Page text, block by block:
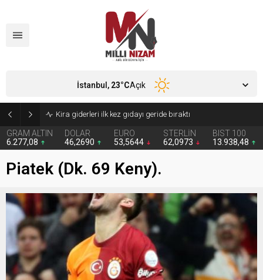
GRAM ALTIN
6.277,08
DOLAR
46,2690
EURO
53,5644
STERLİN
62,0973
BIST 100
13.938,48
İstanbul, 23°CAçık
Piatek (Dk. 69 Keny).